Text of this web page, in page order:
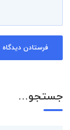
جستجو…